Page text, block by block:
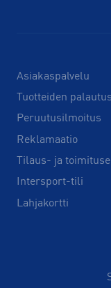
Asiakaspalvelu
Tuotteiden palautus
Peruutusilmoitus
Reklamaatio
Tilaus- ja
Intersport-tili
Lahjakortti